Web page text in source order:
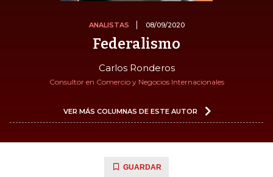
ANALISTAS 08/09/2020
Federalismo
Carlos Ronderos
Consultor en Comercio y Negocios Internacionales
VER MÁS COLUMNAS DE ESTE AUTOR
GUARDAR